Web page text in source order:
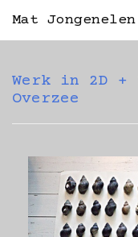
Werk in 2D
Overzee